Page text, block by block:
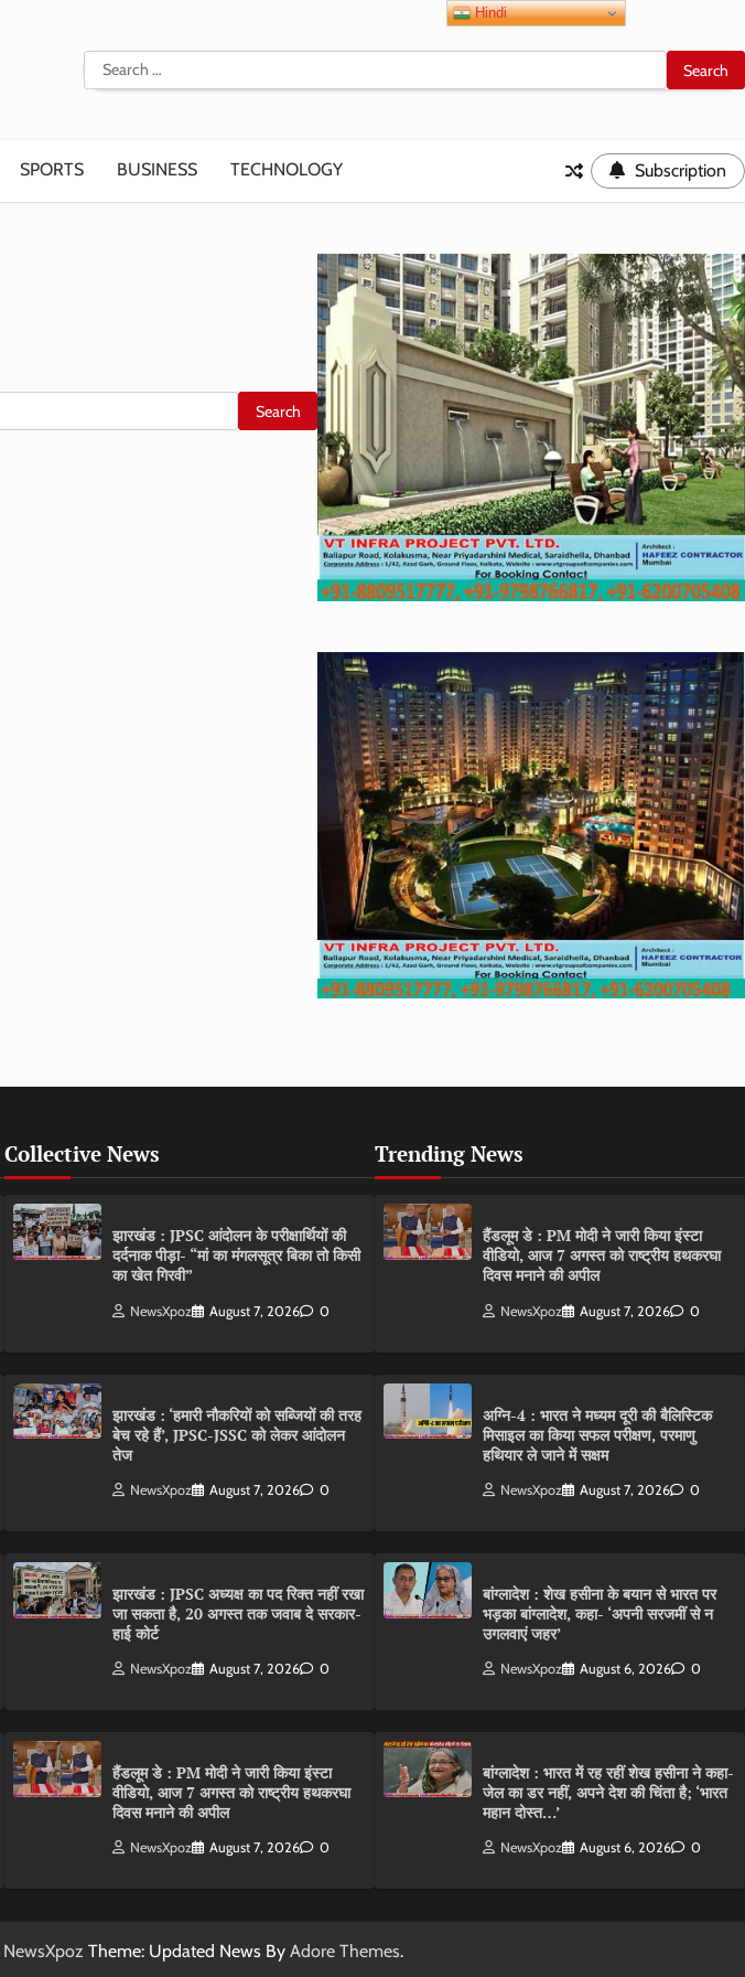
Search
for:
SPORTS BUSINESS TECHNOLOGY Subscription
Collective News
झारखंड : JPSC आंदोलन के परीक्षार्थियों की
दर्दनाक पीड़ा- “मां का मंगलसूत्र बिका तो किसी
का खेत गिरवी”
NewsXpoz August 7, 2026 0
झारखंड : ‘हमारी नौकरियों को सब्जियों की तरह
बेच रहे हैं’, JPSC-JSSC को लेकर आंदोलन
तेज
NewsXpoz August 7, 2026 0
झारखंड : JPSC अध्यक्ष का पद रिक्त नहीं रखा
जा सकता है, 20 अगस्त तक जवाब दे सरकार-
हाई कोर्ट
NewsXpoz August 7, 2026 0
हैंडलूम डे : PM मोदी ने जारी किया इंस्टा
वीडियो, आज 7 अगस्त को राष्ट्रीय हथकरघा
दिवस मनाने की अपील
NewsXpoz August 7, 2026 0
Trending News
हैंडलूम डे : PM मोदी ने जारी किया इंस्टा
वीडियो, आज 7 अगस्त को राष्ट्रीय हथकरघा
दिवस मनाने की अपील
NewsXpoz August 7, 2026 0
अग्नि-4 : भारत ने मध्यम दूरी की बैलिस्टिक
मिसाइल का किया सफल परीक्षण, परमाणु
हथियार ले जाने में सक्षम
NewsXpoz August 7, 2026 0
बांग्लादेश : शेख हसीना के बयान से भारत पर
भड़का बांग्लादेश, कहा- ‘अपनी सरजमीं से न
उगलवाएं जहर’
NewsXpoz August 6, 2026 0
बांग्लादेश : भारत में रह रहीं शेख हसीना ने कहा-
जेल का डर नहीं, अपने देश की चिंता है; ‘भारत
महान दोस्त…’
NewsXpoz August 6, 2026 0
NewsXpoz Theme: Updated News By Adore Themes.
Hindi